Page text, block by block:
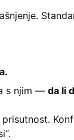
s njim — da li